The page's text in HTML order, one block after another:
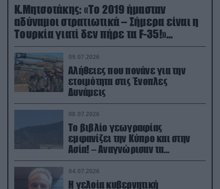
Κ.Μητσοτάκης: «Το 2019 ήμασταν
αδύναμοι στρατιωτικά – Σήμερα είναι η
Τουρκία γιατί δεν πήρε τα F-35!»
(βίντεο)
09.07.2026
Αλήθειες που πονάνε για την
ετοιμότητα στις Ένοπλες
Δυνάμεις
08.07.2026
Το βιβλίο γεωγραφίας
εμφανίζει την Κύπρο και στην
Ασία! – Αναγνώρισαν τα
κατεχόμενα; (φωτο)
04.07.2026
Η γελοία κυβερνητική